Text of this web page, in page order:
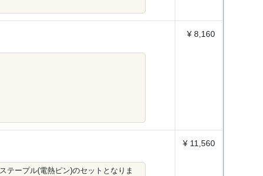
¥ 8,160
テープル(電熱ピン)のセットとなりま
¥ 11,560